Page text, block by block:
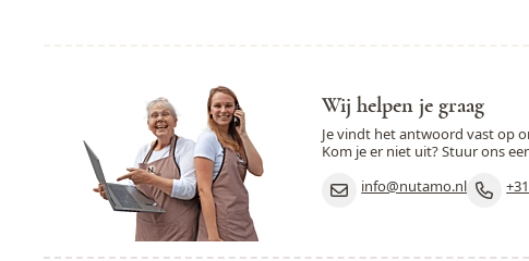
Wij helpen je graag
Je vindt het antwoord vast op
Kom je er niet uit? Stuur ons
info@nutamo.nl